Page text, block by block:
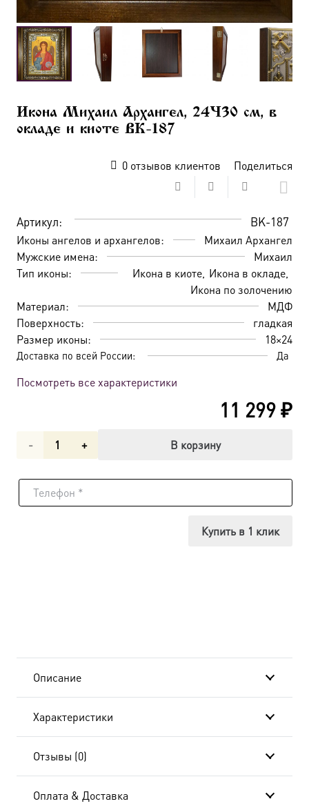
Икона Михаил Архангел, 24×30 см, в
окладе и киоте BK-187
0отзывов клиентов Поделиться
Артикул: BK-187
Иконы ангелов и архангелов:
Михаил Архангел
Мужские имена:
Михаил
Тип иконы:
Икона в киоте Икона в окладе
Икона по золочению
Материал:
МДФ
Поверхность:
гладкая
Размер иконы:
18×24
Доставка по всей России: Да
Посмотреть все характеристики
11 299₽
Количество
Икона
BK-
В корзину
Купить в 1 клик
Описание
Характеристики
Отзывы (0)
Оплата & Доставка